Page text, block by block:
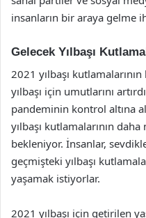
insanların bir araya gelme
Gelecek Yılbaşı
2021 yılbaşı
yılbaşı için umutlarını
pandeminin kontrol altına
yılbaşı kutlamalarının
bekleniyor. İnsanlar,
geçmişteki yılbaşı
yaşamak istiyorlar.
2021 yılbaşı için getirilen